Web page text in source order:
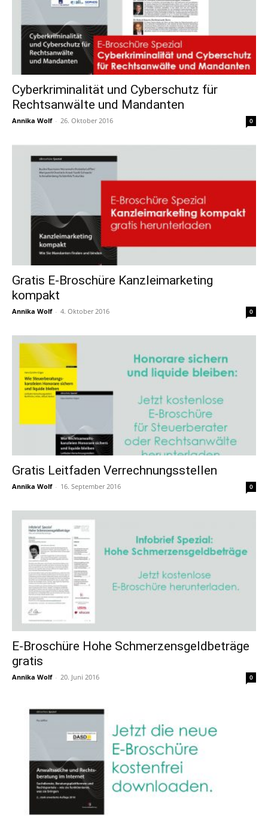
Cyberkriminalität und Cyberschutz für
Rechtsanwälte und Mandanten
Annika Wolf - 26. Oktober 2016 0
Gratis E-Broschüre Kanzleimarketing
kompakt
Annika Wolf - 4. Oktober 2016 0
Gratis Leitfaden Verrechnungsstellen
Annika Wolf - 16. September 2016 0
E-Broschüre Hohe Schmerzensgeldbeträge
gratis
Annika Wolf - 20. Juni 2016 0